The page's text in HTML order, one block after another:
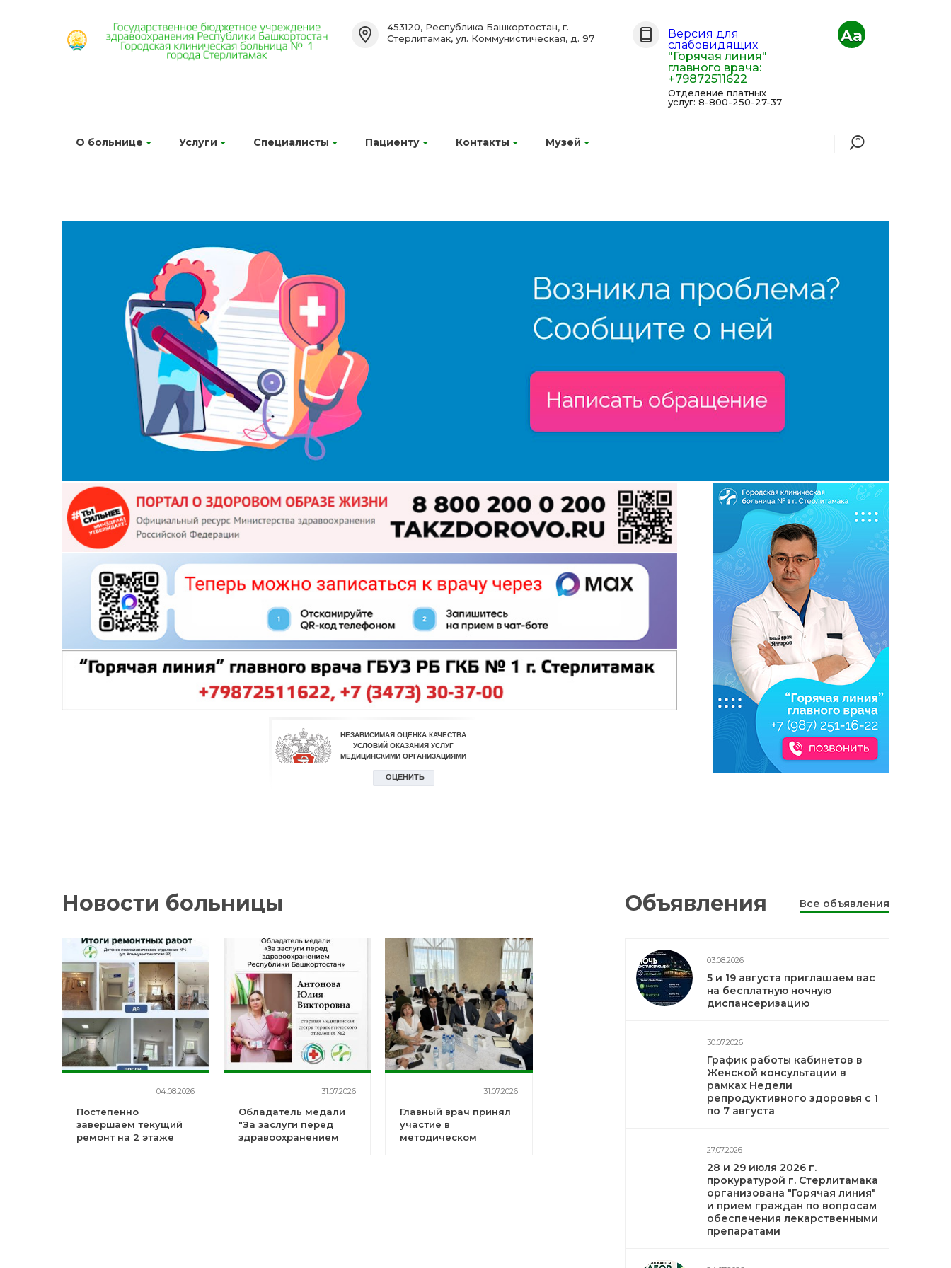
О больнице Услуги Специалисты Пациенту Контакты Музей
453120, Республика Башкортостан, г.
Стерлитамак, ул. Коммунистическая, д. 97
Версия для
слабовидящих
"Горячая линия"
главного врача:
+79872511622
Отделение платных
услуг: 8-800-250-27-37
Aa
Новости больницы
04.08.2026
Постепенно
завершаем текущий
ремонт на 2 этаже
31.07.2026
Обладатель медали
"За заслуги перед
здравоохранением
31.07.2026
Главный врач принял
участие в
методическом
Объявления Все объявления
03.08.2026
5 и 19 августа приглашаем вас
на бесплатную ночную
диспансеризацию
30.07.2026
График работы кабинетов в
Женской консультации в
рамках Недели
репродуктивного здоровья с 1
по 7 августа
27.07.2026
28 и 29 июля 2026 г.
прокуратурой г. Стерлитамака
организована "Горячая линия"
и прием граждан по вопросам
обеспечения лекарственными
препаратами